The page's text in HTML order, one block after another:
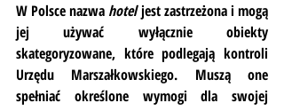
W Polsce nazwa hotel jest zastrzeżona i mogą
jej używać wyłącznie obiekty
skategoryzowane, które podlegają kontroli
Urzędu Marszałkowskiego. Muszą one
spełniać określone wymogi dla swojej